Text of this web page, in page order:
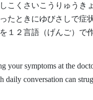
こくさいこうりゅうき
たときにゆびさしで症
１２言語（げんご）
your symptoms at the
daily conversation can